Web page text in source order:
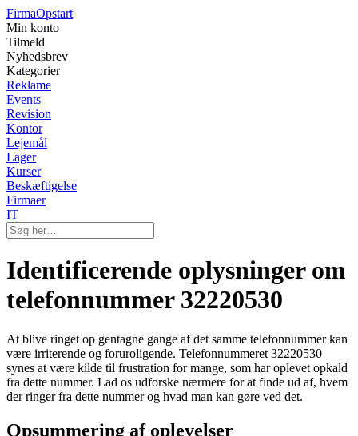
FirmaOpstart
Min konto
Tilmeld
Nyhedsbrev
Kategorier
Reklame
Events
Revision
Kontor
Lejemål
Lager
Kurser
Beskæftigelse
Firmaer
IT
Identificerende oplysninger om
telefonnummer 32220530
At blive ringet op gentagne gange af det samme telefonnummer kan
være irriterende og foruroligende. Telefonnummeret 32220530
synes at være kilde til frustration for mange, som har oplevet opkald
fra dette nummer. Lad os udforske nærmere for at finde ud af, hvem
der ringer fra dette nummer og hvad man kan gøre ved det.
Opsummering af oplevelser